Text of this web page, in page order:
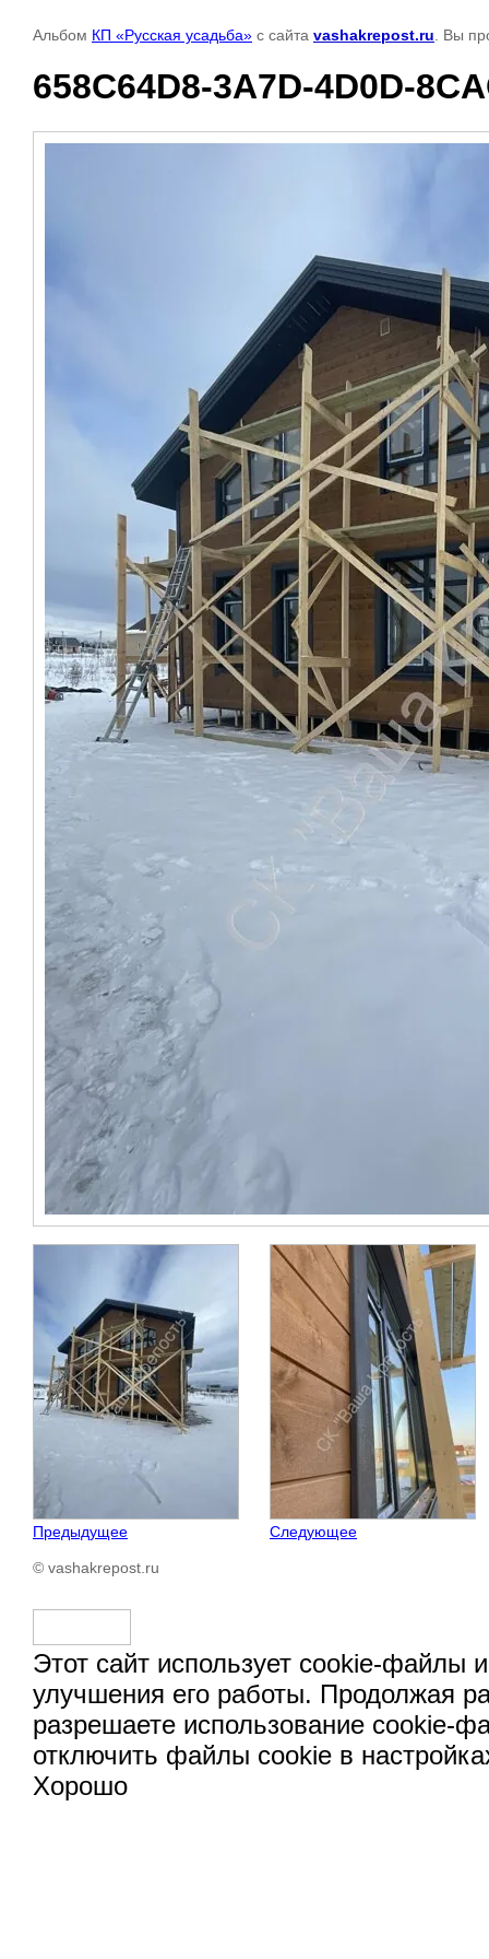
Альбом КП «Русская усадьба» с сайта vashakrepost.ru . Вы
658C64D8-3A7D-4D0D-
Предыдущее Следующее
© vashakrepost.ru
Этот сайт использует cookie-файлы
улучшения его работы. Продолжая
разрешаете использование cookie-
отключить файлы cookie в
Хорошо